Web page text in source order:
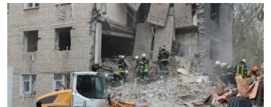
СПОРТ
УКРАЇНА
СВІТ
ТИ ЯК?
СХЕМИ
КИТАЙ.ВИКЛИКИ
МУЛЬТИМЕДІА
ФОТО